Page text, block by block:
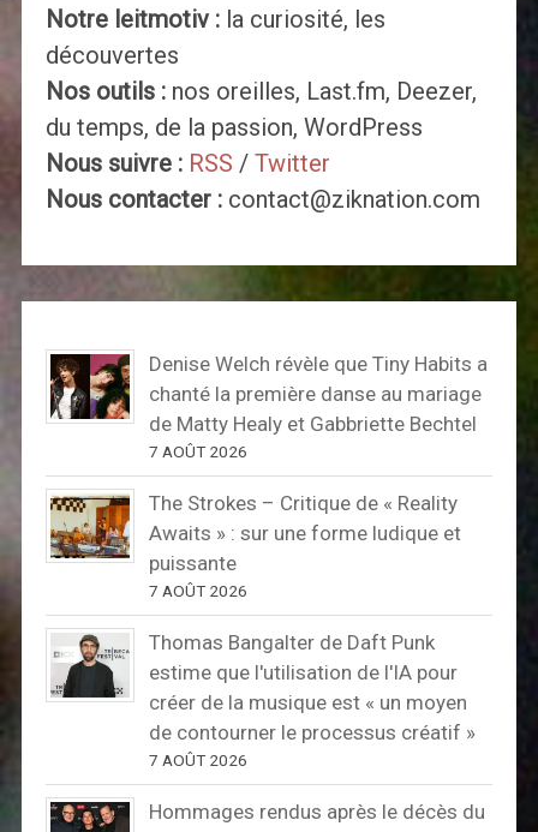
Notre leitmotiv :la curiosité, les
découvertes
Nos outils :nos oreilles, Last.fm, Deezer,
du temps, de la passion, WordPress
Nous suivre : RSS / Twitter
Nous contacter : contact@ziknation.com
Denise Welch révèle que Tiny Habits a
chanté la première danse au mariage
de Matty Healy et Gabbriette Bechtel
7 AOÛT 2026
The Strokes – Critique de « Reality
Awaits » : sur une forme ludique et
puissante
7 AOÛT 2026
Thomas Bangalter de Daft Punk
estime que l'utilisation de l'IA pour
créer de la musique est « un moyen
de contourner le processus créatif »
7 AOÛT 2026
Hommages rendus après le décès du